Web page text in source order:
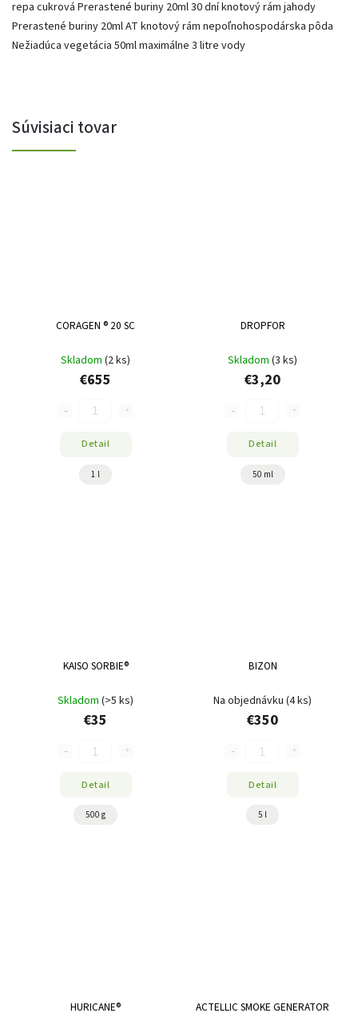
repa cukrová Prerastené buriny 20ml 30 dní knotový rám jahody
Prerastené buriny 20ml AT knotový rám nepoľnohospodárska pôda
Nežiadúca vegetácia 50ml maximálne 3 litre vody
Súvisiaci tovar
CORAGEN ® 20 SC
Skladom (2 ks)
€655
Detail
1 l
DROPFOR
Skladom (3 ks)
€3,20
Detail
50 ml
KAISO SORBIE®
Skladom (>5 ks)
€35
Detail
500 g
BIZON
Na objednávku (4 ks)
€350
Detail
5 l
HURICANE® ACTELLIC SMOKE GENERATOR